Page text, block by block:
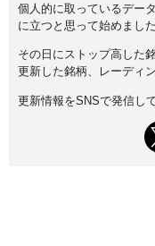
個人的に取っているデー
に立つと思って始めました
その日にストップ高した
更新した銘柄、レーディ
更新情報をSNSで発信し